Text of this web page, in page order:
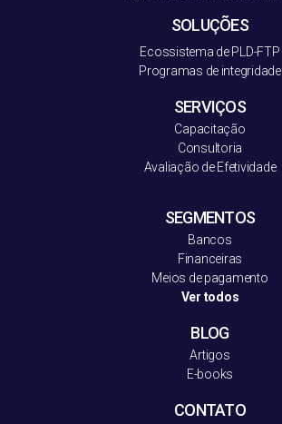
SOLUÇÕES
Ecossistema de PLD-FTP
Programas de integridade
SERVIÇOS
Capacitação
Consultoria
Avaliação de Efetividade
SEGMENTOS
Bancos
Financeiras
Meios de pagamento
Ver todos
BLOG
Artigos
E-books
CONTATO